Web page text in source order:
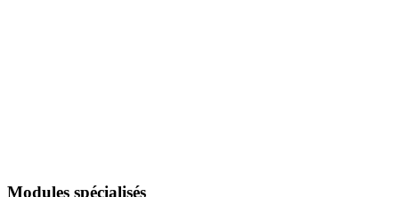
Modules spécialisés